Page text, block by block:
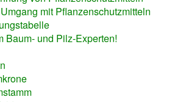
mit Pflanzenschutzmitteln
Baum- und Pilz-Experten!